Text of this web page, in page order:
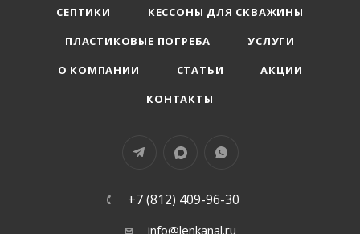
СЕПТИКИ
КЕССОНЫ ДЛЯ СКВАЖИНЫ
ПЛАСТИКОВЫЕ ПОГРЕБА
УСЛУГИ
О КОМПАНИИ
СТАТЬИ
АКЦИИ
КОНТАКТЫ
+7 (812) 409-96-30
info@lenkanal.ru